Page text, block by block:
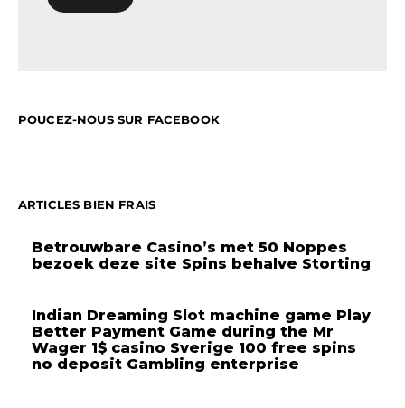
POUCEZ-NOUS SUR FACEBOOK
ARTICLES BIEN FRAIS
Betrouwbare Casino’s met 50 Noppes
bezoek deze site Spins behalve Storting
Indian Dreaming Slot machine game Play
Better Payment Game during the Mr
Wager 1$ casino Sverige 100 free spins
no deposit Gambling enterprise